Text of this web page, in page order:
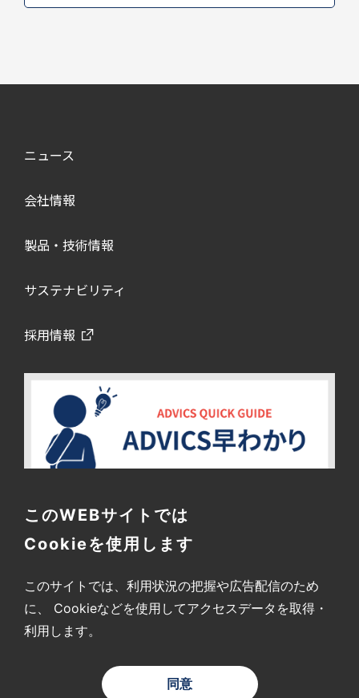
愛知県刈谷市昭和町2-1
ニュース
会社情報
製品・技術情報
サステナビリティ
採用情報
このWEBサイトでは
Cookieを使用します
このサイトでは、利用状況の把握や広告配信のため
に、
Cookieなどを使用してアクセスデータを取得・
利用します。
同意